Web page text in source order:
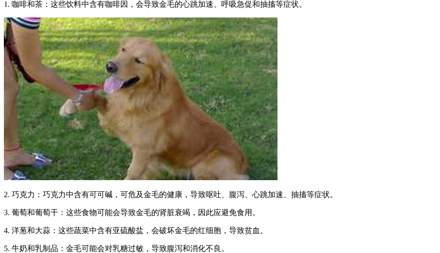
1. 咖啡和茶：这些饮料中含有咖啡因，会导致金毛的心跳加速、呼吸急促和抽搐等症状。
2. 巧克力：巧克力中含有可可碱，可危及金毛的健康，导致呕吐、腹泻、心跳加速、抽搐等症状。
3. 葡萄和葡萄干：这些食物可能会导致金毛的肾脏衰竭，因此应避免食用。
4. 洋葱和大蒜：这些蔬菜中含有亚硫酸盐，会破坏金毛的红细胞，导致贫血。
5. 牛奶和乳制品：金毛可能会对乳糖过敏，导致腹泻和消化不良。